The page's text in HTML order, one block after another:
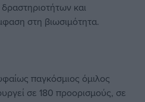
και
στη βιωσιμότητα.
παγκόσμιος όμιλος
σε 180 προορισμούς, σε